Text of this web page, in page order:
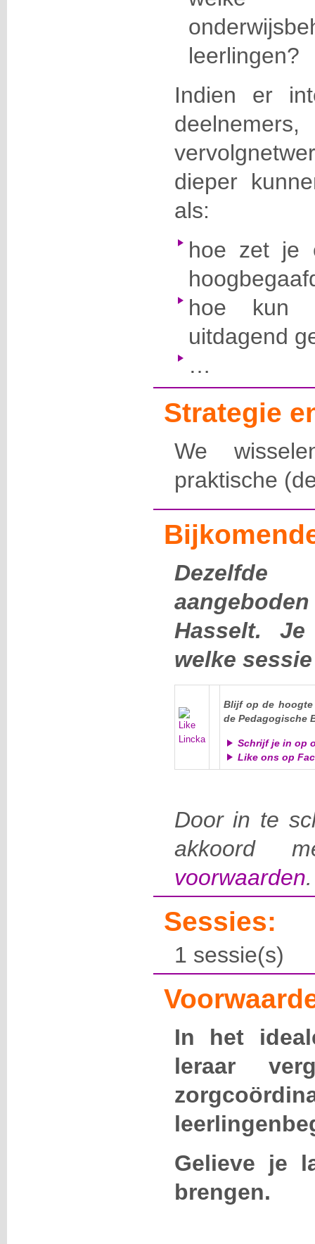
leerlingen?
Indien er
dieper
als:
hoe zet je
hoe kun
uitdagend
…
Strategie
We
praktische
Hasselt.
welke
Blijf op de hoogte
de Pedagogische
Schrijf je in op
Like ons op
Door in te
akkoord
voorwaarden.
Sessies:
1 sessie(s)
In het
leraar
Gelieve je
brengen.